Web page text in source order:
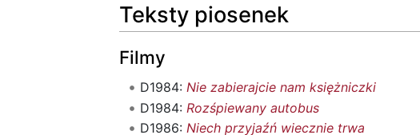
Teksty piosenek
Filmy
D1984: Nie zabierajcie nam księżniczki
D1984: Rozśpiewany autobus
D1986: Niech przyjaźń wiecznie trwa